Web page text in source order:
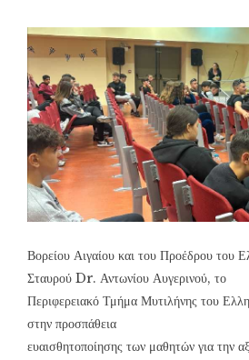
Βορείου Αιγαίου και του Προέδρου του
Σταυρού Dr. Αντωνίου Αυγερινού, το
Περιφερειακό Τμήμα Μυτιλήνης του
στην προσπάθεια
ευαισθητοποίησης των μαθητών για την